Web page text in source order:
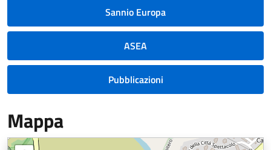
Sannio Europa
ASEA
Pubblicazioni
Mappa